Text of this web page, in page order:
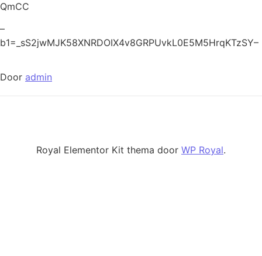
QmCC
–
b1=_sS2jwMJK58XNRDOIX4v8GRPUvkL0E5M5HrqKTzSY–
Door admin
Royal Elementor Kit thema door WP Royal.